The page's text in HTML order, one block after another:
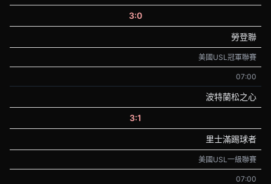
3:0
勞登聯
美國USL冠軍聯賽
07:00
波特蘭松之心
3:1
里士滿踢球者
美國USL一級聯賽
07:00